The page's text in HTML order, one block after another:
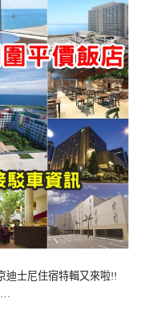
迪士尼住宿特輯又來啦!!
…